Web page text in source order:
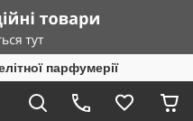
парфумерії